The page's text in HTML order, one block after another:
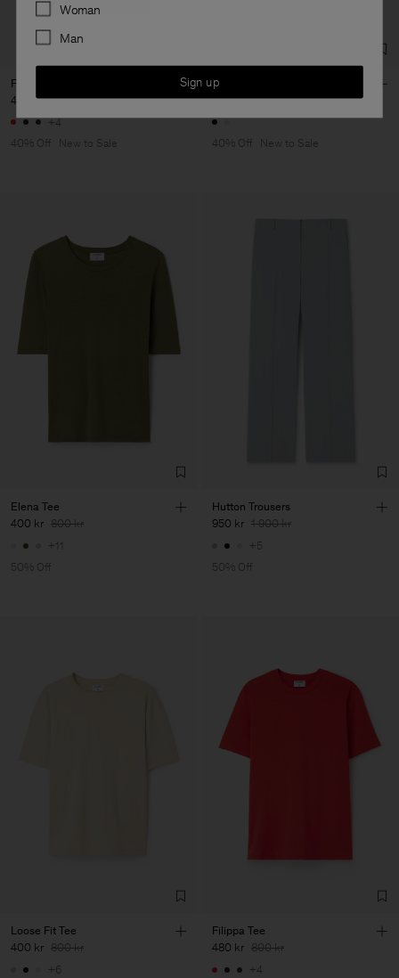
Filippa Tee
480 kr 800 kr
+4
40% Off
New to Sale
Claire Cotton Shorts
1 140 kr 1 900 kr
40% Off New to Sale
Elena Tee
400 kr 800 kr
+11
50% Off
Hutton Trousers
950 kr 1 900 kr
+5
50% Off
Loose Fit Tee
400 kr 800 kr
+6
Filippa Tee
480 kr 800 kr
+4
Woman
Man
Sign up